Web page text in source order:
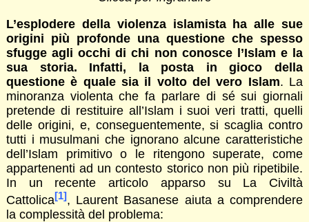
L’esplodere della violenza islamista ha alle sue
origini più profonde una questione che spesso
sfugge agli occhi di chi non conosce l’Islam e la
sua storia. Infatti, la posta in gioco della
questione è quale sia il volto del vero Islam. La
minoranza violenta che fa parlare di sé sui giornali
pretende di restituire all’Islam i suoi veri tratti, quelli
delle origini, e, conseguentemente, si scaglia contro
tutti i musulmani che ignorano alcune caratteristiche
dell’Islam primitivo o le ritengono superate, come
appartenenti ad un contesto storico non più ripetibile.
In un recente articolo apparso su La Civiltà
Cattolica[1], Laurent Basanese aiuta a comprendere
la complessità del problema: